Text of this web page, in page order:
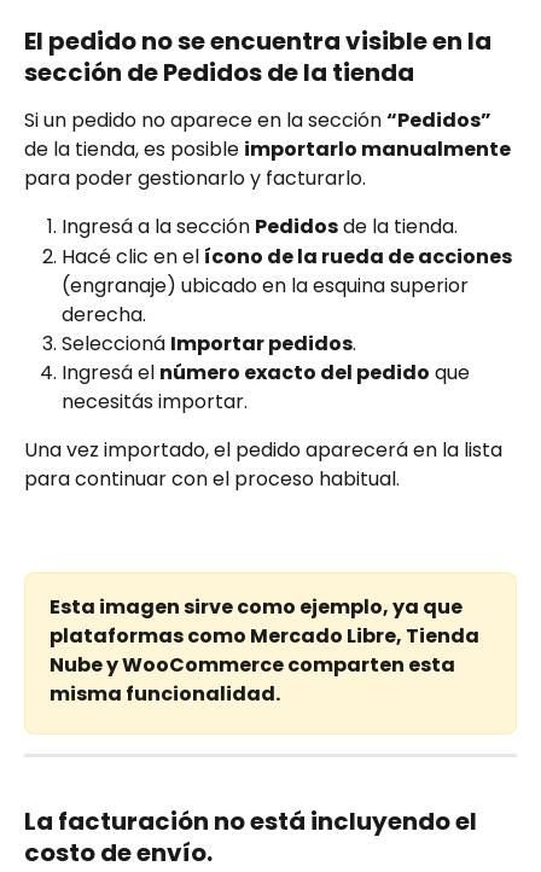
El pedido no se encuentra visible en la
sección de Pedidos de la tienda
Si un pedido no aparece en la sección “Pedidos”
de la tienda, es posible importarlo manualmente
para poder gestionarlo y facturarlo.
Ingresá a la sección Pedidos de la tienda.
Hacé clic en el ícono de la rueda de acciones
(engranaje) ubicado en la esquina superior
derecha.
Seleccioná Importar pedidos.
Ingresá el número exacto del pedido que
necesitás importar.
Una vez importado, el pedido aparecerá en la lista
para continuar con el proceso habitual.
Esta imagen sirve como ejemplo, ya que
plataformas como Mercado Libre, Tienda
Nube y WooCommerce comparten esta
misma funcionalidad.
La facturación no está incluyendo el
costo de envío.